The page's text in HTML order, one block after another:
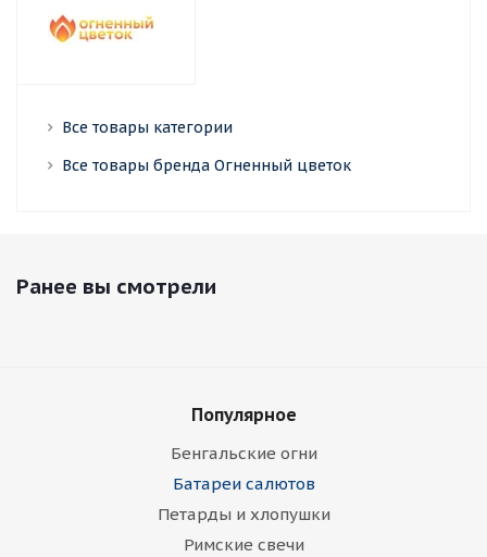
Все товары категории
Все товары бренда Огненный цветок
Ранее вы смотрели
Популярное
Бенгальские огни
Батареи салютов
Петарды и хлопушки
Римские свечи